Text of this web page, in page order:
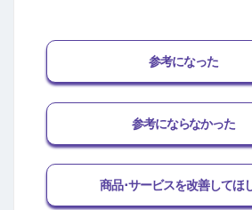
参考になった
参考にならなかった
商品･サービスを改善してほ